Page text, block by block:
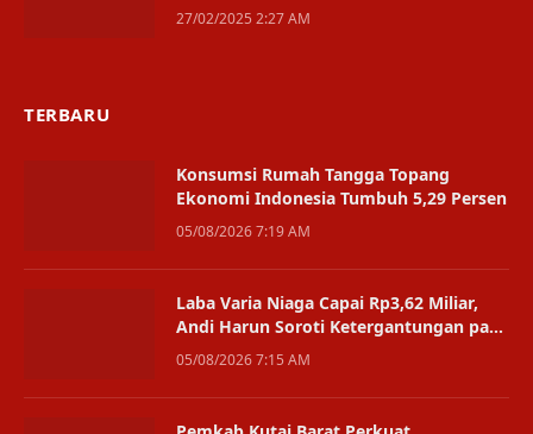
27/02/2025 2:27 AM
TERBARU
Konsumsi Rumah Tangga Topang
Ekonomi Indonesia Tumbuh 5,29 Persen
05/08/2026 7:19 AM
Laba Varia Niaga Capai Rp3,62 Miliar,
Andi Harun Soroti Ketergantungan pada
Satu Bisnis
05/08/2026 7:15 AM